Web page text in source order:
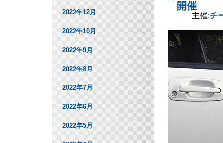
開催
主催:チ
2022年12月
2022年10月
2022年9月
2022年8月
2022年7月
2022年6月
2022年5月